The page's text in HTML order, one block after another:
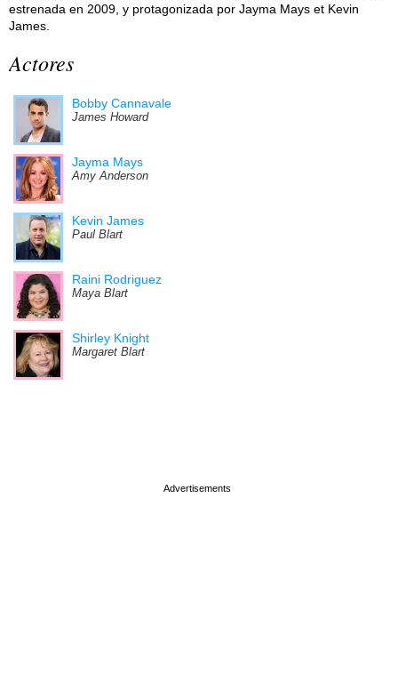
estrenada en 2009, y protagonizada por Jayma Mays et Kevin
James.
Actores
Bobby Cannavale
James Howard
Jayma Mays
Amy Anderson
Kevin James
Paul Blart
Raini Rodriguez
Maya Blart
Shirley Knight
Margaret Blart